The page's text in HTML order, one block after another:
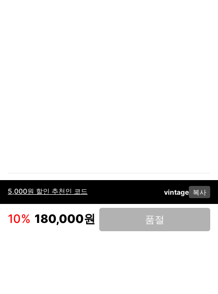
5,000원 할인 추천인 코드 vintage 복사
10% 180,000원 품절
이용약관고객센터판매개인정보 처리방침사업자 정보다운로드
인스타그램